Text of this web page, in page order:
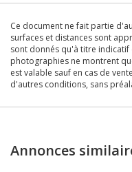
Ce document ne fait partie
surfaces et distances sont
sont donnés qu'à titre indicatif
photographies ne montrent
est valable sauf en cas de
d'autres conditions, sans
Annonces